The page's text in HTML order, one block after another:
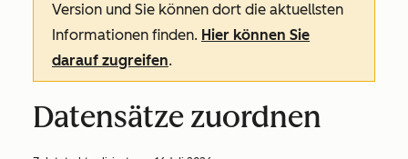
Version und Sie können dort die aktuellsten
Informationen finden. Hier können Sie
darauf zugreifen.
Datensätze zuordnen